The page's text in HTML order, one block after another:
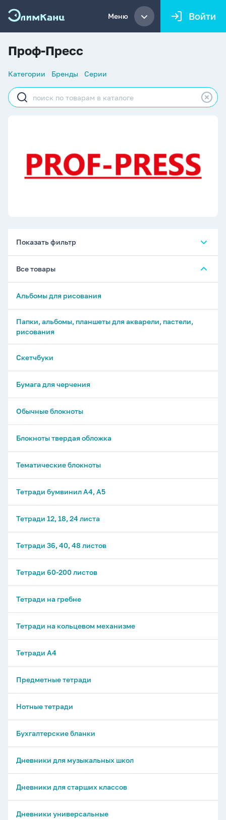
Меню Войти
Проф-Пресс
Список
Категории Бренды Серии
Строка
поиска
Показать фильтр
Все товары
Альбомы для рисования
Папки, альбомы, планшеты для акварели, пастели,
рисования
Скетчбуки
Бумага для черчения
Обычные блокноты
Блокноты твердая обложка
Тематические блокноты
Тетради бумвинил А4, А5
Тетради 12, 18, 24 листа
Тетради 36, 40, 48 листов
Тетради 60-200 листов
Тетради на гребне
Тетради на кольцевом механизме
Тетради А4
Предметные тетради
Нотные тетради
Бухгалтерские бланки
Дневники для музыкальных школ
Дневники для старших классов
Дневники универсальные